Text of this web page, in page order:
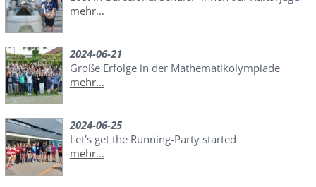
mehr...
2024-06-21
Große Erfolge in der Mathematikolympiade
mehr...
2024-06-25
Let's get the Running-Party started
mehr...